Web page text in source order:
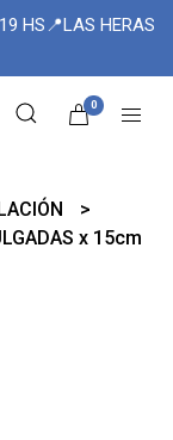
HS📍LAS HERAS
0
x 15cm